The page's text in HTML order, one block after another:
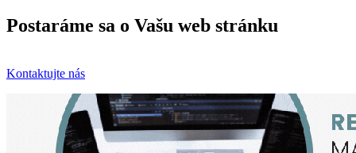
Postaráme sa o Vašu web stránku
Kontaktujte nás